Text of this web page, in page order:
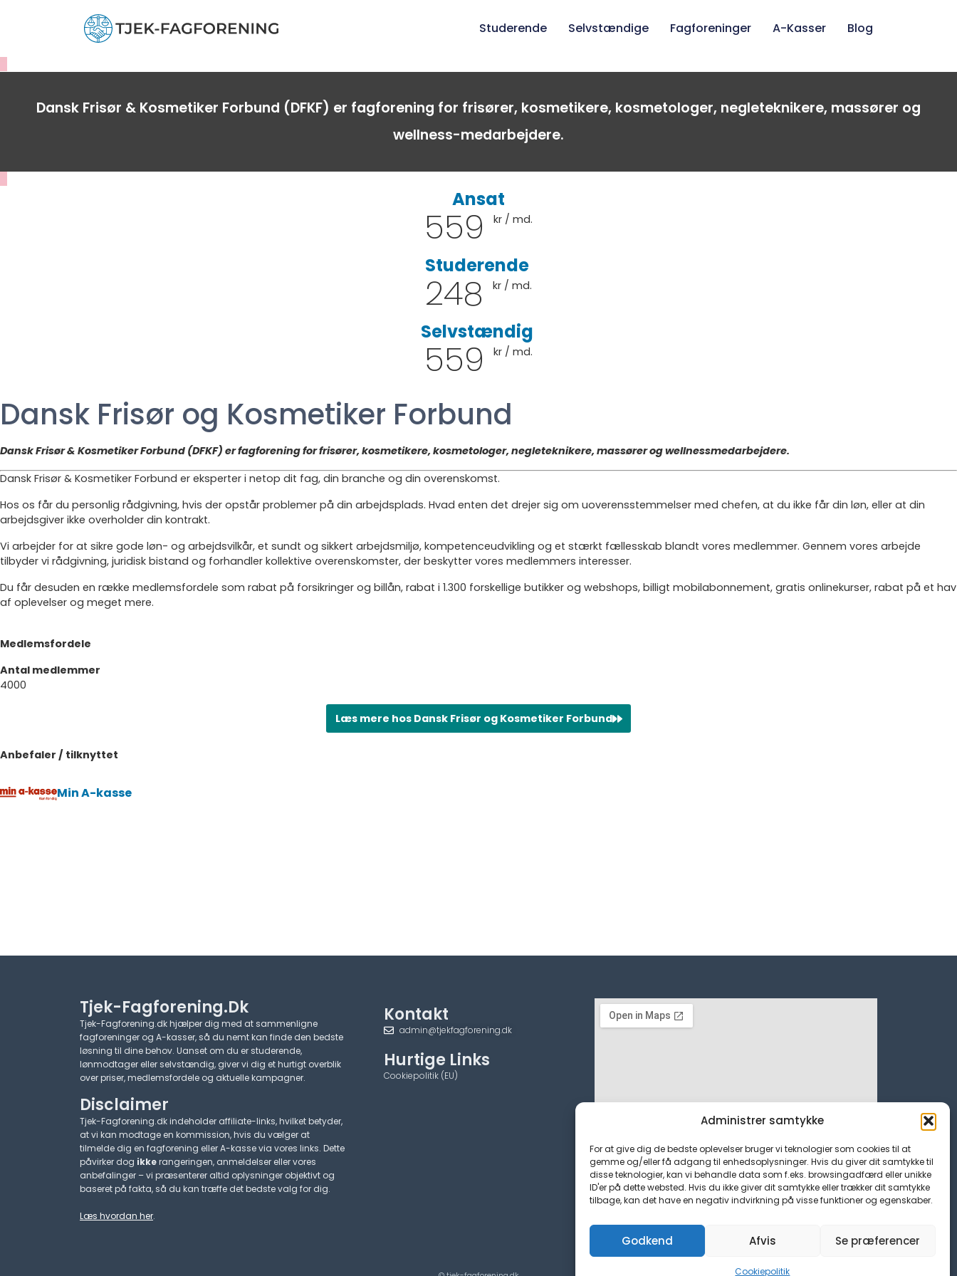
Administrer samtykke
For at give dig de bedste oplevelser bruger vi teknologier som cookies til at
gemme og/eller få adgang til enhedsoplysninger. Hvis du giver dit samtykke til
disse teknologier, kan vi behandle data som f.eks. browsingadfærd eller unikke
ID'er på dette websted. Hvis du ikke giver dit samtykke eller trækker dit samtykke
tilbage, kan det have en negativ indvirkning på visse funktioner og egenskaber.
Godkend Afvis Se præferencer
Cookiepolitik
Studerende Selvstændige Fagforeninger A-Kasser Blog
Dansk Frisør & Kosmetiker Forbund (DFKF) er fagforening for frisører, kosmetikere, kosmetologer, negleteknikere, massører og
wellness-medarbejdere.
Ansat
559 kr / md.
Studerende
248 kr / md.
Selvstændig
559 kr / md.
Dansk Frisør og Kosmetiker Forbund
Dansk Frisør & Kosmetiker Forbund (DFKF) er fagforening for frisører, kosmetikere, kosmetologer, negleteknikere, massører og wellnessmedarbejdere.
Dansk Frisør & Kosmetiker Forbund er eksperter i netop dit fag, din branche og din overenskomst.
Hos os får du personlig rådgivning, hvis der opstår problemer på din arbejdsplads. Hvad enten det drejer sig om uoverensstemmelser med chefen, at du ikke får din løn, eller at din
arbejdsgiver ikke overholder din kontrakt.
Vi arbejder for at sikre gode løn- og arbejdsvilkår, et sundt og sikkert arbejdsmiljø, kompetenceudvikling og et stærkt fællesskab blandt vores medlemmer. Gennem vores arbejde
tilbyder vi rådgivning, juridisk bistand og forhandler kollektive overenskomster, der beskytter vores medlemmers interesser.
Du får desuden en række medlemsfordele som rabat på forsikringer og billån, rabat i 1.300 forskellige butikker og webshops, billigt mobilabonnement, gratis onlinekurser, rabat på et hav
af oplevelser og meget mere.
Medlemsfordele
Antal medlemmer
4000
Læs mere hos Dansk Frisør og Kosmetiker Forbund
Anbefaler / tilknyttet
Min A-kasse
Tjek-Fagforening.dk
Tjek-Fagforening.dk hjælper dig med at sammenligne
fagforeninger og A-kasser, så du nemt kan finde den bedste
løsning til dine behov. Uanset om du er studerende,
lønmodtager eller selvstændig, giver vi dig et hurtigt overblik
over priser, medlemsfordele og aktuelle kampagner.​
Disclaimer
Tjek-Fagforening.dk indeholder affiliate-links, hvilket betyder,
at vi kan modtage en kommission, hvis du vælger at
tilmelde dig en fagforening eller A-kasse via vores links. Dette
påvirker dog ikkerangeringen, anmeldelser eller vores
anbefalinger – vi præsenterer altid oplysninger objektivt og
baseret på fakta, så du kan træffe det bedste valg for dig.
Læs hvordan her.
Kontakt
admin@tjekfagforening.dk
Hurtige Links
Cookiepolitik (EU)